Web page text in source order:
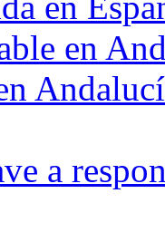
en
a